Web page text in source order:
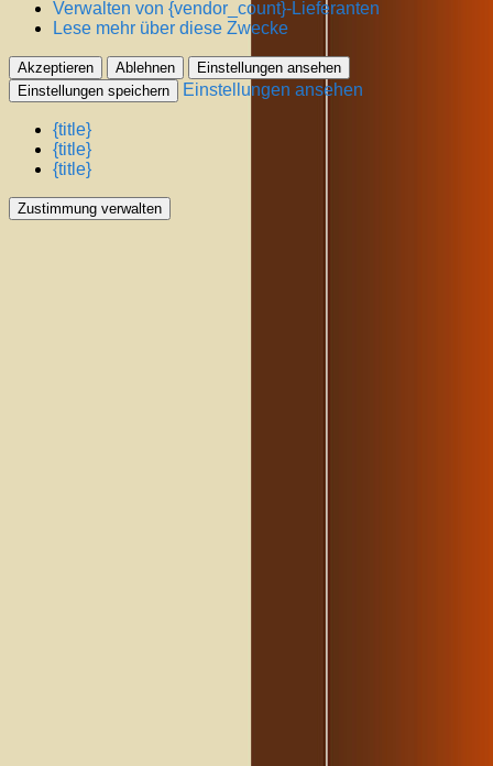
Verwalten von {vendor_count}-Lieferanten
Lese mehr über diese Zwecke
Akzeptieren Ablehnen
Einstellungen ansehen
Einstellungen speichern
Einstellungen ansehen
{title}
{title}
{title}
Zustimmung verwalten